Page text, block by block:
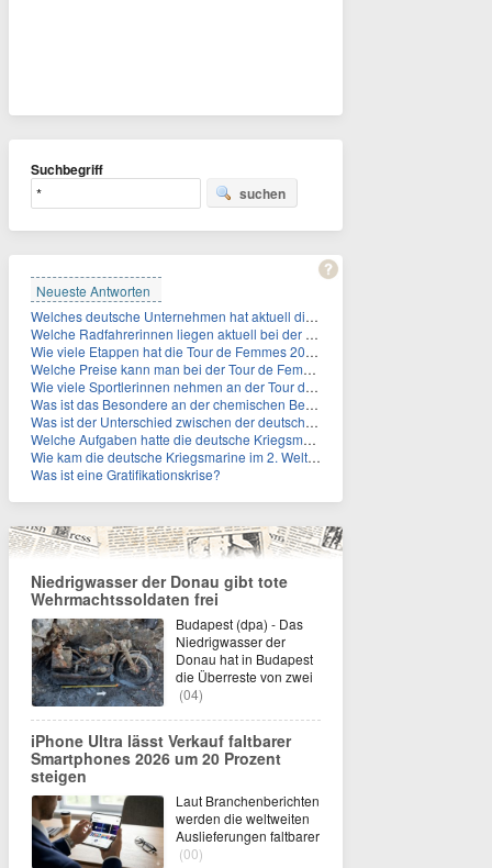
Suchbegriff
suchen
Neueste Antworten
Welches deutsche Unternehmen hat aktuell die höchste Marktkapitalisierung?
Welche Radfahrerinnen liegen aktuell bei der Tour de Femmes in der Gesamtwertung auf den ersten 3 Plåtzen?
Wie viele Etappen hat die Tour de Femmes 2026?
Welche Preise kann man bei der Tour de Femmes 2026 gewinnen?
Wie viele Sportlerinnen nehmen an der Tour de Femmes teil?
Was ist das Besondere an der chemischen Bezeichnung für Titin?
Was ist der Unterschied zwischen der deutschen Kriegsmarine im 2. Weltkrieg und der Naziflotte?
Welche Aufgaben hatte die deutsche Kriegsmarine im 2. Weltkrieg im Schwarzen Meer?
Wie kam die deutsche Kriegsmarine im 2. Weltkrieg ins Schwarze Meer?
Was ist eine Gratifikationskrise?
Niedrigwasser der Donau gibt tote
Wehrmachtssoldaten frei
Budapest (dpa) - Das
Niedrigwasser der
Donau hat in Budapest
die Überreste von zwei
(04)
iPhone Ultra lässt Verkauf faltbarer
Smartphones 2026 um 20 Prozent
steigen
Laut Branchenberichten
werden die weltweiten
Auslieferungen faltbarer
(00)